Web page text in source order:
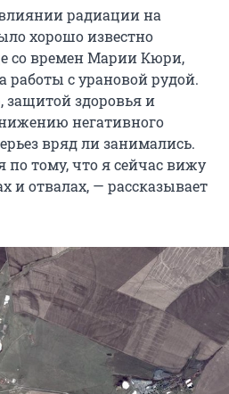
радиации на
хорошо известно
со времен Марии Кюри,
работы с урановой рудой.
здоровья и
негативного
вряд ли занимались.
по тому, что я сейчас вижу
и отвалах, — рассказывает